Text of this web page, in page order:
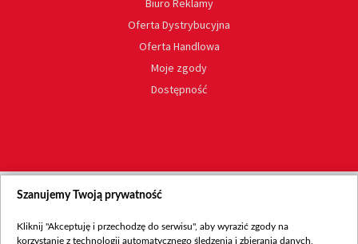
Biuro Reklamy
Oferta Dystrybucyjna
Oferta Handlowa
Moje zgody
Dostępność
Szanujemy Twoją prywatność
Kliknij "Akceptuję i przechodzę do serwisu", aby wyrazić zgody na
korzystanie z technologii automatycznego śledzenia i zbierania danych,